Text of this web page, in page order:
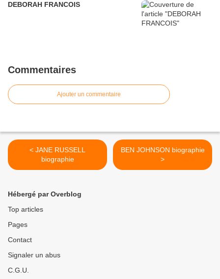
DEBORAH FRANCOIS
Commentaires
Ajouter un commentaire
< JANE RUSSELL
biographie
BEN JOHNSON biographie
>
Hébergé par Overblog
Top articles
Pages
Contact
Signaler un abus
C.G.U.